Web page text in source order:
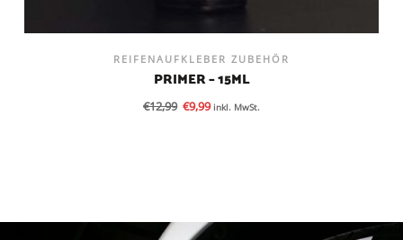
REIFENAUFKLEBER ZUBEHÖR
PRIMER – 15ML
€12,99 €9,99 inkl. MwSt.